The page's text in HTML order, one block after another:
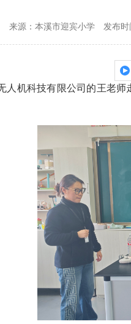
来源：本溪市迎宾小学 发布
人机科技有限公司的王老